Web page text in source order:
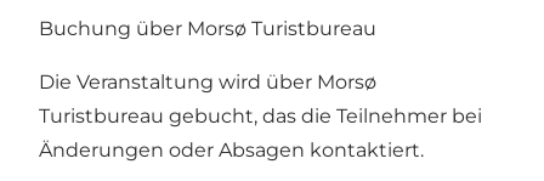
Buchung über Morsø Turistbureau
Die Veranstaltung wird über Morsø
Turistbureau gebucht, das die Teilnehmer bei
Änderungen oder Absagen kontaktiert.